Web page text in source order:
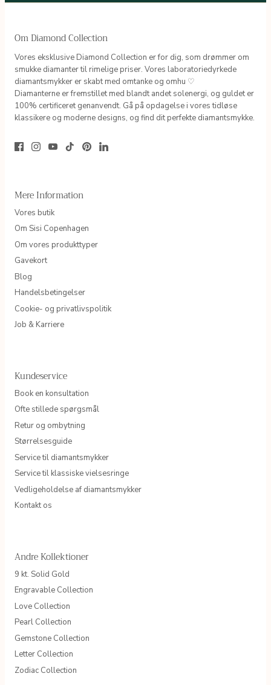
Om Diamond Collection
Vores eksklusive Diamond Collection er for dig, som drømmer om
smukke diamanter til rimelige priser. Vores laboratoriedyrkede
diamantsmykker er skabt med omtanke og omhu ♡
Diamanterne er fremstillet med blandt andet solenergi, og guldet er
100% certificeret genanvendt. Gå på opdagelse i vores tidløse
klassikere og moderne designs, og find dit perfekte diamantsmykke.
Mere Information
Vores butik
Om Sisi Copenhagen
Om vores produkttyper
Gavekort
Blog
Handelsbetingelser
Cookie- og privatlivspolitik
Job & Karriere
Kundeservice
Book en konsultation
Ofte stillede spørgsmål
Retur og ombytning
Størrelsesguide
Service til diamantsmykker
Service til klassiske vielsesringe
Vedligeholdelse af diamantsmykker
Kontakt os
Andre Kollektioner
9 kt. Solid Gold
Engravable Collection
Love Collection
Pearl Collection
Gemstone Collection
Letter Collection
Zodiac Collection